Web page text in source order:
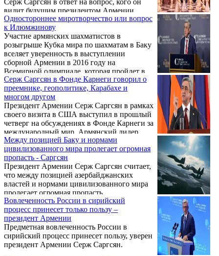
Серж Саргсян в ответ на вопрос, кого он
видит будущим президентом Армении,
сказал, что может предугадать, но боится
это озвучивать.
Одностороннее миротворчество или вопрос
к Илюмжинову
Участие армянских шахматистов в
розыгрыше Кубка мира по шахматам в Баку
вселяет уверенность в выступлении
сборной Армении в 2016 году на
Всемирной олимпиаде, которая пройдет в
столице Азербайджана, заявил агентству "Р-
Спорт" президент ФИДЕ Кирсан
Илюмжинов.
Серж Саргсян в Фонде Карнеги говорил о
преемнике, геополитике, Карабахе и
многом другом
Президент Армении Серж Саргсян в рамках
своего визита в США выступил в прошлый
четверг на обсуждениях в Фонде Карнеги за
международный мир. Армянский лидер
выступил с обширным докладом, в котором
затронул ряд насущных вопросов
внутренней и внешней повестки Армении,
а также коснулся региональных проблем.
Между позицией Баку и нормами
цивилизованного мира пролегает огромная
пропасть - Саргсян
Президент Армении Серж Саргсян считает,
что между позицией азербайджанских
властей и нормами цивилизованного мира
пролегает огромная пропасть.
Вовлеченность России в сирийский
процесс принесет только пользу –
президент Армении
Предметная вовлеченность России в
сирийский процесс принесет пользу, уверен
президент Армении Серж Саргсян.